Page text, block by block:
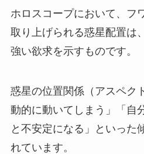
ホロスコープにおいて、フ
取り上げられる惑星配置は
強い欲求を示すものです。
惑星の位置関係（アスペク
動的に動いてしまう」「自
と不安定になる」といった
れています。